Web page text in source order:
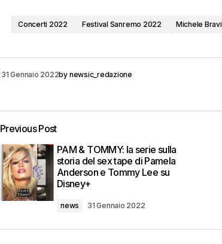
Concerti 2022 Festival Sanremo 2022 Michele Bravi
31 Gennaio 2022by newsic_redazione
Previous Post
PAM & TOMMY: la serie sulla
storia del sex tape di Pamela
Anderson e Tommy Lee su
Disney+
news 31 Gennaio 2022